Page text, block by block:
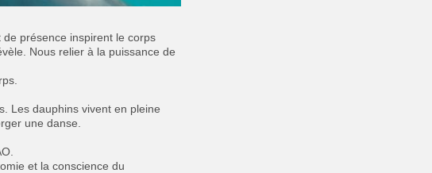
présence inspirent le corps
Nous relier à la puissance de
Les dauphins vivent en pleine
une danse.
et la conscience du